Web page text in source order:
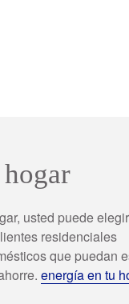
usted puede elegir
residenciales
que puedan
energía en tu